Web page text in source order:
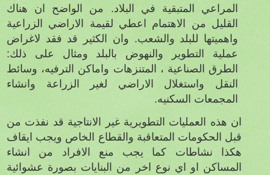
المراعي المتبقية في البلاد. من الواضح ان هناك
القليل من الاهتمام اعطي لقيمة الاراضي الزراعية
واهميتها للبلد والشعب. وان الكثير قد فقد لاغراض
عملية التطوير والنهوض بالبلد ومثال على ذلك:
الطرق الصناعية ، المتنزهات واماكن الترفيه، وسائط
النقل واستغلال الاراضي لغير الزراعة وانشاء
المجمعات السكنيه.
ان هذه العمليات التطويرية غير الانتاجية قد نفذت من
قبل الحكومات المتعاقبة والقطاع الخاص ويجب ايقاف
هكذا نشاطات كما يجب منع الافراد من انشاء
المساكن او اي نوع اخر من البنايات بصورة عشوائية